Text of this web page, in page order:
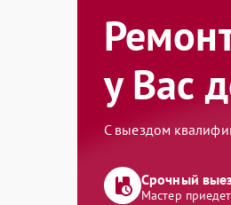
у Вас
С выездом
Срочный
Мастер